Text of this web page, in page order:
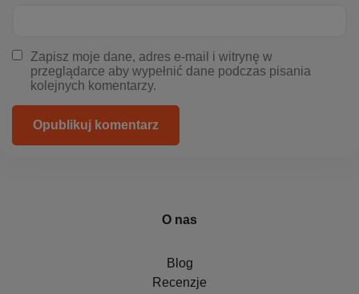
Zapisz moje dane, adres e-mail i witrynę w
przeglądarce aby wypełnić dane podczas pisania
kolejnych komentarzy.
Opublikuj komentarz
O nas
Blog
Recenzje